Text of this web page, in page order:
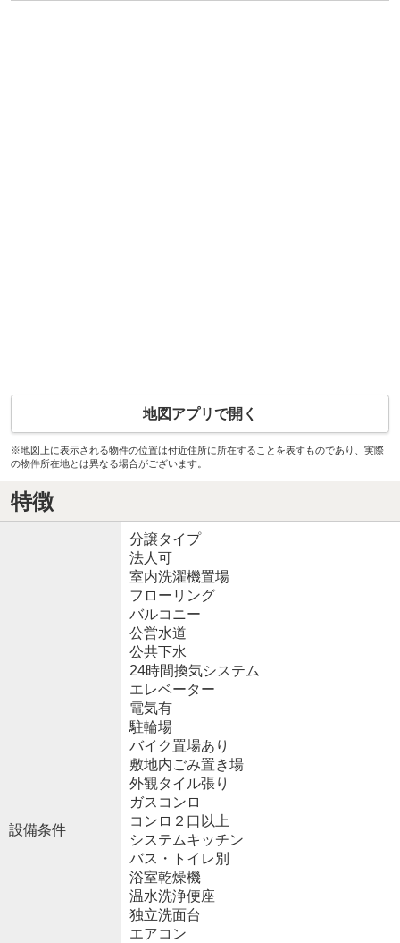
地図アプリで開く
※地図上に表示される物件の位置は付近住所に所在することを表すものであり、実際
の物件所在地とは異なる場合がございます。
特徴
設備条件
分譲タイプ
法人可
室内洗濯機置場
フローリング
バルコニー
公営水道
公共下水
24時間換気システム
エレベーター
電気有
駐輪場
バイク置場あり
敷地内ごみ置き場
外観タイル張り
ガスコンロ
コンロ２口以上
システムキッチン
バス・トイレ別
浴室乾燥機
温水洗浄便座
独立洗面台
エアコン